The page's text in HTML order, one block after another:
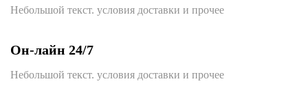
Небольшой текст. условия доставки и прочее
Он-лайн 24/7
Небольшой текст. условия доставки и прочее